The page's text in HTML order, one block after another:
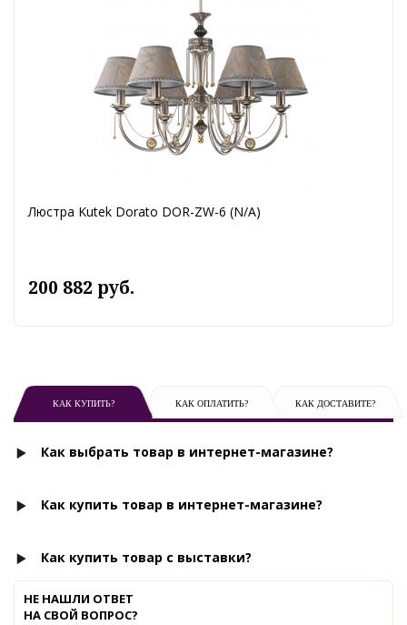
Люстра Kutek Dorato DOR-ZW-6 (N/A)
200 882 руб.
КАК КУПИТЬ? КАК ОПЛАТИТЬ? КАК ДОСТАВИТЕ?
Как выбрать товар в интернет-магазине?
Как купить товар в интернет-магазине?
Как купить товар с выставки?
НЕ НАШЛИ ОТВЕТ
НА СВОЙ ВОПРОС?